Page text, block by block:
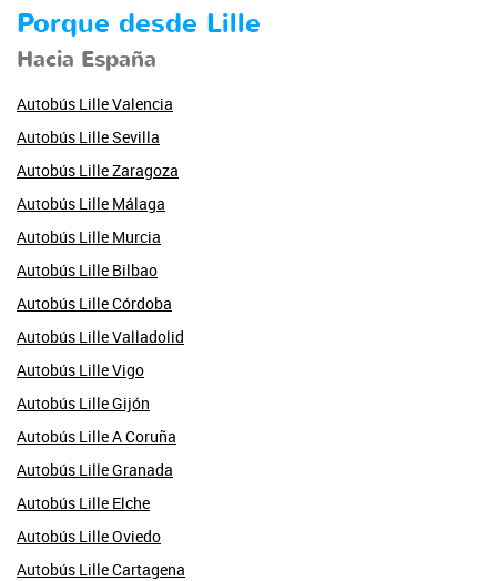
Porque desde Lille
Hacia España
Autobús Lille Valencia
Autobús Lille Sevilla
Autobús Lille Zaragoza
Autobús Lille Málaga
Autobús Lille Murcia
Autobús Lille Bilbao
Autobús Lille Córdoba
Autobús Lille Valladolid
Autobús Lille Vigo
Autobús Lille Gijón
Autobús Lille A Coruña
Autobús Lille Granada
Autobús Lille Elche
Autobús Lille Oviedo
Autobús Lille Cartagena